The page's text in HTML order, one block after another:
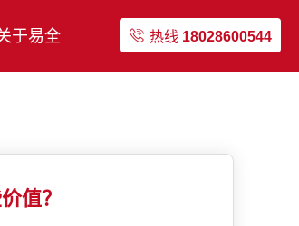
热线 18028600544
于易全
值？